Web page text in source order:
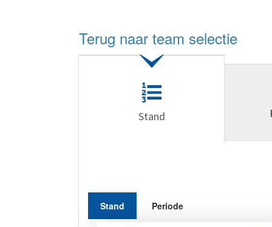
Terug naar team selectie
Stand
Stand Periode